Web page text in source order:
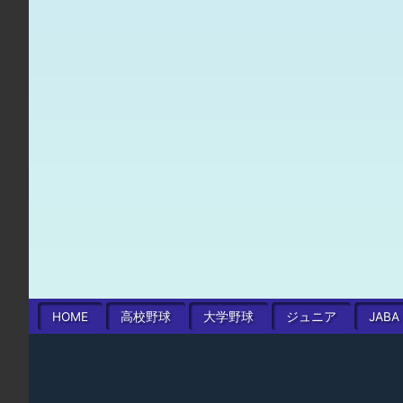
HOME 高校野球 大学野球 ジュニア JABA